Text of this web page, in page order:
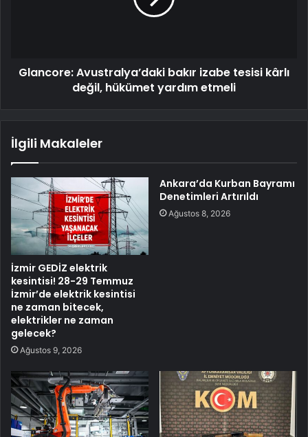
Glancore: Avustralya’daki bakır izabe tesisi kârlı
değil, hükümet yardım etmeli
İlgili Makaleler
İzmir GEDİZ elektrik
kesintisi! 28-29 Temmuz
İzmir’de elektrik kesintisi
ne zaman bitecek,
elektrikler ne zaman
gelecek?
Ağustos 9, 2026
Ankara’da Kurban Bayramı
Denetimleri Artırıldı
Ağustos 8, 2026